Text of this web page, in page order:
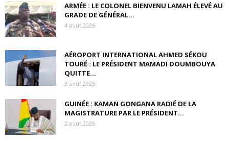
ARMÉE : LE COLONEL BIENVENU LAMAH ÉLEVÉ AU
GRADE DE GÉNÉRAL...
4 août 2026
AÉROPORT INTERNATIONAL AHMED SÉKOU
TOURÉ : LE PRÉSIDENT MAMADI DOUMBOUYA
QUITTE...
3 août 2026
GUINÉE : KAMAN GONGANA RADIÉ DE LA
MAGISTRATURE PAR LE PRÉSIDENT...
2 août 2026